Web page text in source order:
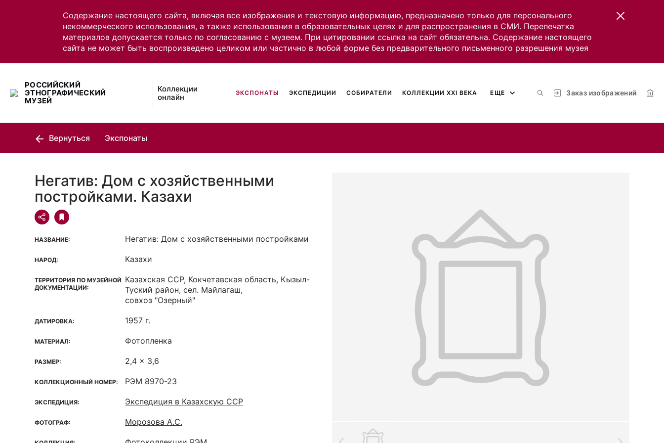
Содержание настоящего сайта, включая все изображения и текстовую информацию, предназначено только для персонального
некоммерческого использования, а также использования в образовательных целях и для распространения в СМИ. Перепечатка
материалов допускается только по согласованию с музеем. При цитировании ссылка на сайт обязательна. Содержание настоящего
сайта не может быть воспроизведено целиком или частично в любой форме без предварительного письменного разрешения музея
РОССИЙСКИЙ
ЭТНОГРАФИЧЕСКИЙ
МУЗЕЙ
Коллекции
онлайн
Заказ изображений
ЭКСПОНАТЫ ЭКСПЕДИЦИИ СОБИРАТЕЛИ КОЛЛЕКЦИИ XXI ВЕКА ЕЩЕ
Вернуться Экспонаты
Негатив: Дом с хозяйственными
постройками. Казахи
НАЗВАНИЕ: Негатив: Дом с хозяйственными постройками
НАРОД: Казахи
ТЕРРИТОРИЯ ПО МУЗЕЙНОЙ
ДОКУМЕНТАЦИИ:
Казахская ССР, Кокчетавская область, Кызыл-
Туский район, сел. Майлагаш,
совхоз "Озерный"
ДАТИРОВКА: 1957 г.
МАТЕРИАЛ: Фотопленка
РАЗМЕР: 2,4 x 3,6
КОЛЛЕКЦИОННЫЙ НОМЕР: РЭМ 8970-23
ЭКСПЕДИЦИЯ: Экспедиция в Казахскую ССР
ФОТОГРАФ: Морозова А.С.